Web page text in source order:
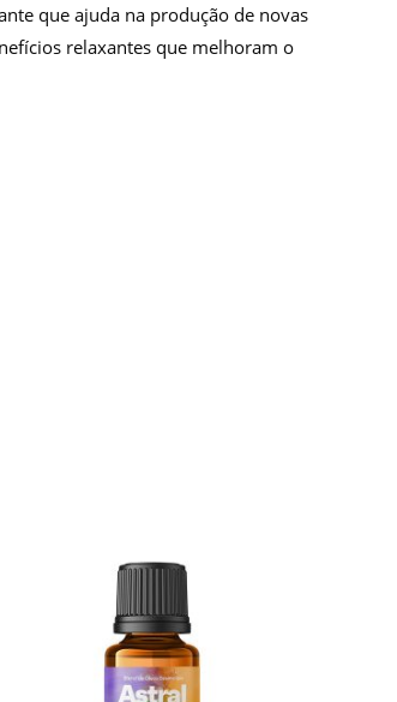
que ajuda na produção de novas
relaxantes que melhoram o